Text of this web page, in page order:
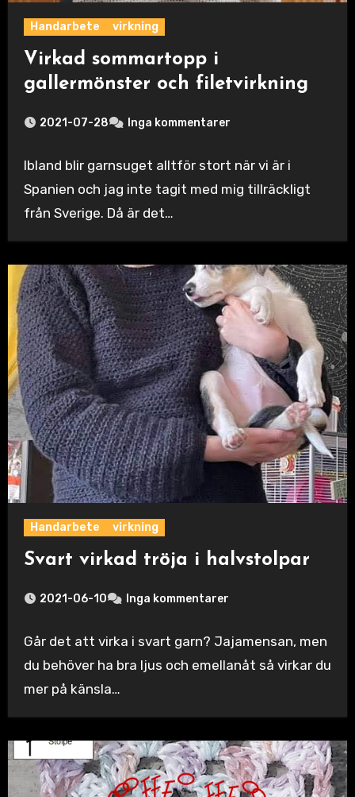
Handarbete virkning
Virkad sommartopp i
gallermönster och filetvirkning
2021-07-28 Inga kommentarer
Ibland blir garnsuget alltför stort när vi är i
Spanien och jag inte tagit med mig tillräckligt
från Sverige. Då är det…
Handarbete virkning
Svart virkad tröja i halvstolpar
2021-06-10 Inga kommentarer
Går det att virka i svart garn? Jajamensan, men
du behöver ha bra ljus och emellanåt så virkar du
mer på känsla…